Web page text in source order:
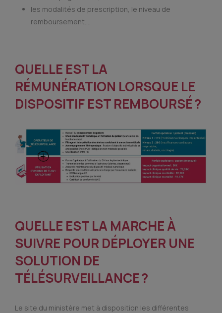
les modalités de prescription, le niveau de
remboursement….
QUELLE EST LA
RÉMUNÉRATION LORSQUE LE
DISPOSITIF EST REMBOURSÉ ?
QUELLE EST LA MARCHE À
SUIVRE POUR DÉPLOYER UNE
SOLUTION DE
TÉLÉSURVEILLANCE ?
Le site du ministère met à disposition les différentes